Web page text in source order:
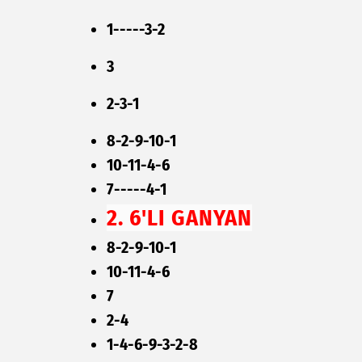
1-----3-2
3
2-3-1
8-2-9-10-1
10-11-4-6
7-----4-1
2. 6'LI GANYAN
8-2-9-10-1
10-11-4-6
7
2-4
1-4-6-9-3-2-8